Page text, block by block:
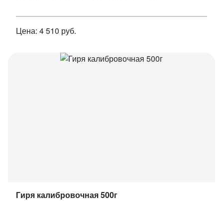
Цена: 4 510 руб.
Гиря калибровочная 500г